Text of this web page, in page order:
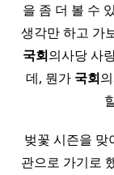
을 좀 더 볼 수
생각만 하고 가
국회의사당 사
데, 뭔가 국회
벚꽃 시즌을 맞
관으로 가기로